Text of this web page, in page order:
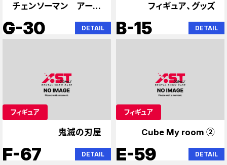
チェンソーマン アーニ
ャ
G-30 DETAIL
フィギュア、グッズ
B-15 DETAIL
フィギュア
鬼滅の刃屋
F-67 DETAIL
フィギュア
Cube My room ②
E-59 DETAIL